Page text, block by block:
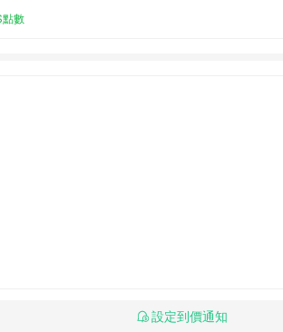
點數
設定到價通知